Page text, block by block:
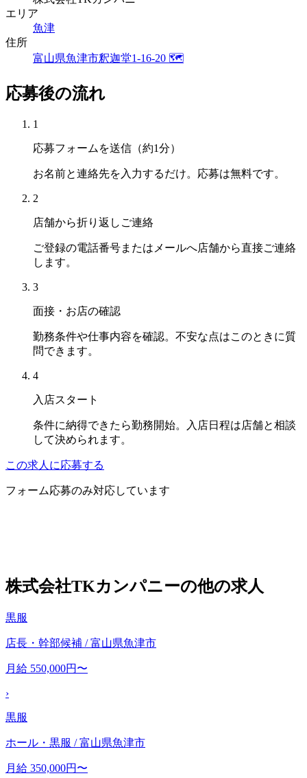
エリア
魚津
住所
富山県魚津市釈迦堂1-16-20 🗺
応募後の流れ
1
応募フォームを送信（約1分）
お名前と連絡先を入力するだけ。応募は無料です。
2
店舗から折り返しご連絡
ご登録の電話番号またはメールへ店舗から直接ご連絡
します。
3
面接・お店の確認
勤務条件や仕事内容を確認。不安な点はこのときに質
問できます。
4
入店スタート
条件に納得できたら勤務開始。入店日程は店舗と相談
して決められます。
この求人に応募する
フォーム応募のみ対応しています
株式会社TKカンパニーの他の求人
黒服
店長・幹部候補 / 富山県魚津市
月給 550,000円〜
›
黒服
ホール・黒服 / 富山県魚津市
月給 350,000円〜